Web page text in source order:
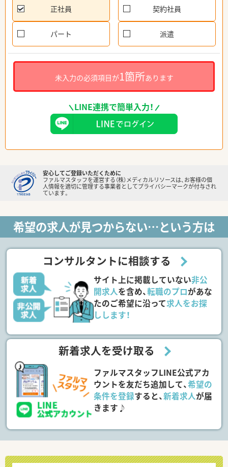
正社員 契約社員
パート 派遣
未入力の必須項目が1箇所あります
LINE連携で簡単入力！
安心してご登録いただくために
ファルマスタッフを運営する（株）メディカルリソースは、お客様の個
人情報を適切に管理する事業者としてプライバシーマークが付与され
ています。
希望の求人が見つからない…という方は
コンサルタントに相談する
サイト上に掲載していない非公
開求人を含め、転職のプロがあな
たのご希望に沿って求人をお探
しします！
新着求人を受け取る
ファルマスタッフLINE公式アカ
ウントを友だち追加して、希望の
条件を登録すると、新着求人が届
きます♪